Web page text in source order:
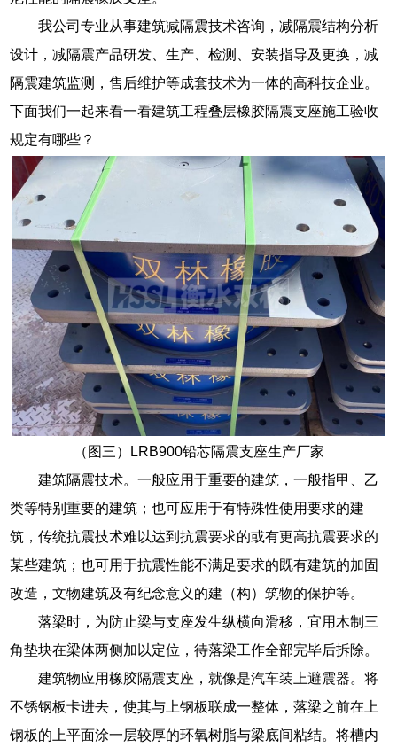
我公司专业从事建筑减隔震技术咨询，减隔震结构分析
设计，减隔震产品研发、生产、检测、安装指导及更换，减
隔震建筑监测，售后维护等成套技术为一体的高科技企业。
下面我们一起来看一看建筑工程叠层橡胶隔震支座施工验收
规定有哪些？
（图三）LRB900铅芯隔震支座生产厂家
建筑隔震技术。一般应用于重要的建筑，一般指甲、乙
类等特别重要的建筑；也可应用于有特殊性使用要求的建
筑，传统抗震技术难以达到抗震要求的或有更高抗震要求的
某些建筑；也可用于抗震性能不满足要求的既有建筑的加固
改造，文物建筑及有纪念意义的建（构）筑物的保护等。
落梁时，为防止梁与支座发生纵横向滑移，宜用木制三
角垫块在梁体两侧加以定位，待落梁工作全部完毕后拆除。
建筑物应用橡胶隔震支座，就像是汽车装上避震器。将
不锈钢板卡进去，使其与上钢板联成一整体，落梁之前在上
钢板的上平面涂一层较厚的环氧树脂与梁底间粘结。将槽内